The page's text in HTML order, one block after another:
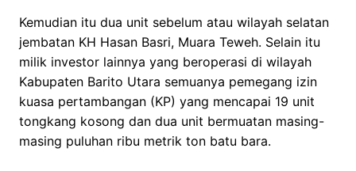
Kemudian itu dua unit sebelum atau wilayah selatan
jembatan KH Hasan Basri, Muara Teweh. Selain itu
milik investor lainnya yang beroperasi di wilayah
Kabupaten Barito Utara semuanya pemegang izin
kuasa pertambangan (KP) yang mencapai 19 unit
tongkang kosong dan dua unit bermuatan masing-
masing puluhan ribu metrik ton batu bara.